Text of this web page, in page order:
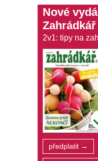
Nové
Zahrádkář
2v1: tipy na
předplatit →